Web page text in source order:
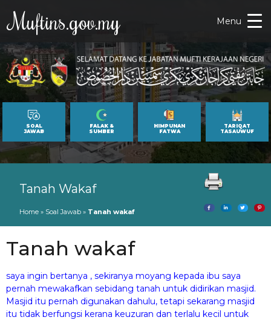
Muftins.gov.my Menu
SOAL
JAWAB
FALAK &
SUMBER
HIMPUNAN
FATWA
TARIQAT
TASAUWUF
Tanah Wakaf
Home » Soal Jawab » Tanah wakaf
Tanah wakaf
saya ingin bertanya , sekiranya moyang kepada ibu saya
pernah mewakafkan sebidang tanah untuk didirikan masjid.
Masjid itu pernah digunakan dahulu, tetapi sekarang masjid
itu tidak berfungsi kerana keuzuran dan terlalu kecil untuk